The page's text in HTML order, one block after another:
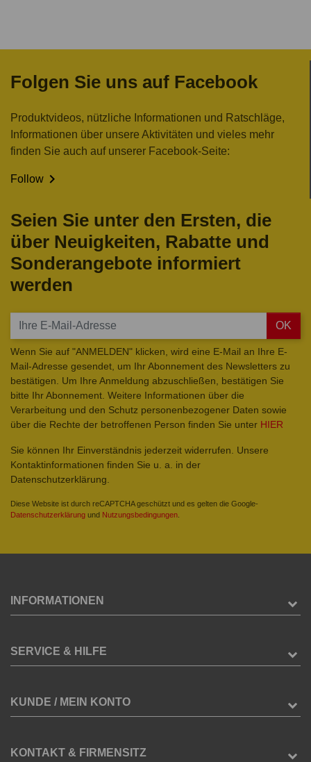
Folgen Sie uns auf Facebook
Produktvideos, nützliche Informationen und Ratschläge,
Informationen über unsere Aktivitäten und vieles mehr
finden Sie auch auf unserer Facebook-Seite:
Follow 
Seien Sie unter den Ersten, die
über Neuigkeiten, Rabatte und
Sonderangebote informiert
werden
OK
Wenn Sie auf "ANMELDEN" klicken, wird eine E-Mail an Ihre E-
Mail-Adresse gesendet, um Ihr Abonnement des Newsletters zu
bestätigen. Um Ihre Anmeldung abzuschließen, bestätigen Sie
bitte Ihr Abonnement. Weitere Informationen über die
Verarbeitung und den Schutz personenbezogener Daten sowie
über die Rechte der betroffenen Person finden Sie unter HIER
Sie können Ihr Einverständnis jederzeit widerrufen. Unsere
Kontaktinformationen finden Sie u. a. in der
Datenschutzerklärung.
Diese Website ist durch reCAPTCHA geschützt und es gelten die Google-
Datenschutzerklärung und Nutzungsbedingungen
INFORMATIONEN
SERVICE & HILFE
KUNDE / MEIN KONTO
KONTAKT & FIRMENSITZ